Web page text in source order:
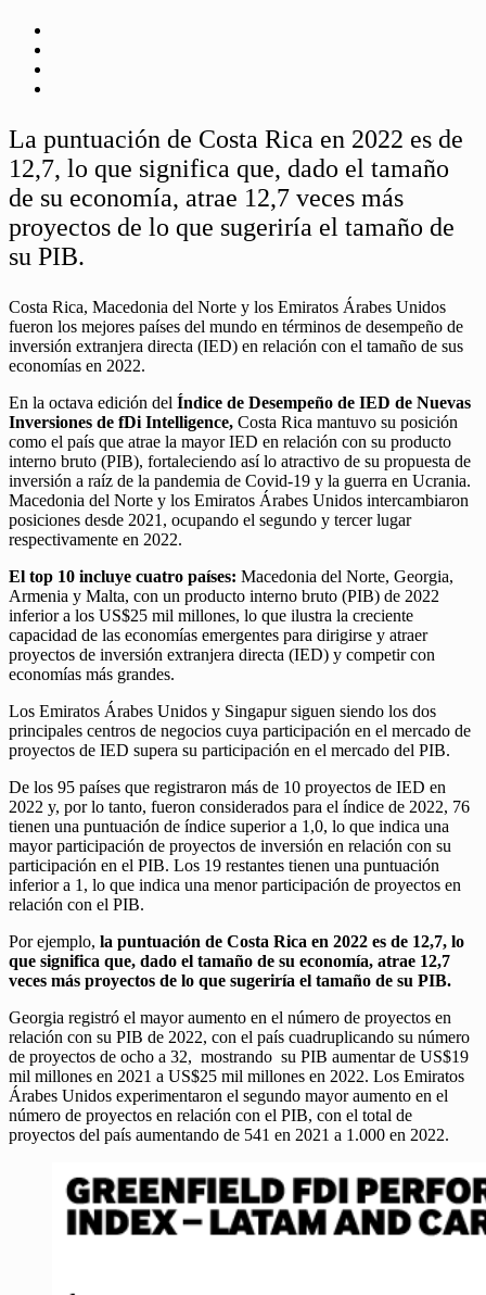
La puntuación de Costa Rica en 2022 es de
12,7, lo que significa que, dado el tamaño
de su economía, atrae 12,7 veces más
proyectos de lo que sugeriría el tamaño de
su PIB.
Costa Rica, Macedonia del Norte y los Emiratos Árabes Unidos
fueron los mejores países del mundo en términos de desempeño de
inversión extranjera directa (IED) en relación con el tamaño de sus
economías en 2022.
En la octava edición del Índice de Desempeño de IED de Nuevas
Inversiones de fDi Intelligence, Costa Rica mantuvo su posición
como el país que atrae la mayor IED en relación con su producto
interno bruto (PIB), fortaleciendo así lo atractivo de su propuesta de
inversión a raíz de la pandemia de Covid-19 y la guerra en Ucrania.
Macedonia del Norte y los Emiratos Árabes Unidos intercambiaron
posiciones desde 2021, ocupando el segundo y tercer lugar
respectivamente en 2022.
El top 10 incluye cuatro países: Macedonia del Norte, Georgia,
Armenia y Malta, con un producto interno bruto (PIB) de 2022
inferior a los US$25 mil millones, lo que ilustra la creciente
capacidad de las economías emergentes para dirigirse y atraer
proyectos de inversión extranjera directa (IED) y competir con
economías más grandes.
Los Emiratos Árabes Unidos y Singapur siguen siendo los dos
principales centros de negocios cuya participación en el mercado de
proyectos de IED supera su participación en el mercado del PIB.
De los 95 países que registraron más de 10 proyectos de IED en
2022 y, por lo tanto, fueron considerados para el índice de 2022, 76
tienen una puntuación de índice superior a 1,0, lo que indica una
mayor participación de proyectos de inversión en relación con su
participación en el PIB. Los 19 restantes tienen una puntuación
inferior a 1, lo que indica una menor participación de proyectos en
relación con el PIB.
Por ejemplo, la puntuación de Costa Rica en 2022 es de 12,7, lo
que significa que, dado el tamaño de su economía, atrae 12,7
veces más proyectos de lo que sugeriría el tamaño de su PIB.
Georgia registró el mayor aumento en el número de proyectos en
relación con su PIB de 2022, con el país cuadruplicando su número
de proyectos de ocho a 32, mostrando su PIB aumentar de US$19
mil millones en 2021 a US$25 mil millones en 2022. Los Emiratos
Árabes Unidos experimentaron el segundo mayor aumento en el
número de proyectos en relación con el PIB, con el total de
proyectos del país aumentando de 541 en 2021 a 1.000 en 2022.